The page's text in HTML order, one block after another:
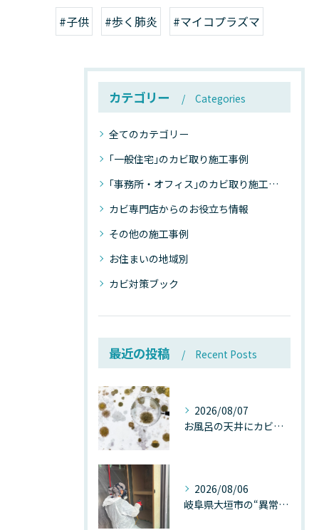
#子供 #歩く肺炎 #マイコプラズマ
カテゴリー Categories
全てのカテゴリー
｢一般住宅｣のカビ取り施工事例
｢事務所・オフィス｣のカビ取り施工事例
カビ専門店からのお役立ち情報
その他の施工事例
お住まいの地域別
カビ対策ブック
最近の投稿 Recent Posts
2026/08/07
お風呂の天井にカビが生えたら要注意！2026年8月の猛暑・高湿度で急増する浴室カビの原因と正しい対策
2026/08/06
岐阜県大垣市の“異常に高い気温”が建物内部を腐らせる──深層カビが爆発的に増える本当の理由